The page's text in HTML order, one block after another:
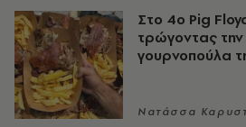
Στο 4ο Pig
τρώγοντας την
γουρνοπούλα
Νατάσσα